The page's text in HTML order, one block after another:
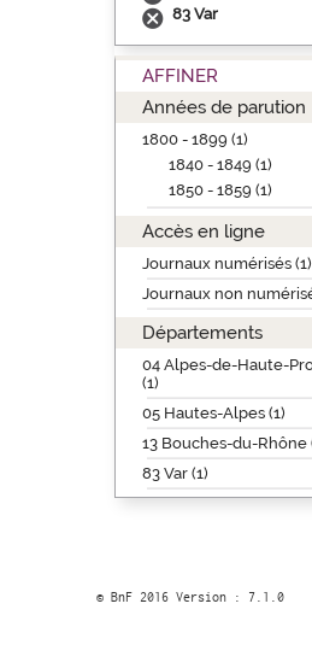
83 Var
AFFINER
Années de parution
1800 - 1899 (1)
1840 - 1849 (1)
1850 - 1859 (1)
Accès en ligne
Journaux numérisés (1)
Journaux non
Départements
04 Alpes-de-Haute-
(1)
05 Hautes-Alpes (1)
13 Bouches-du-Rhône
83 Var (1)
© BnF 2016 Version : 7.1.0